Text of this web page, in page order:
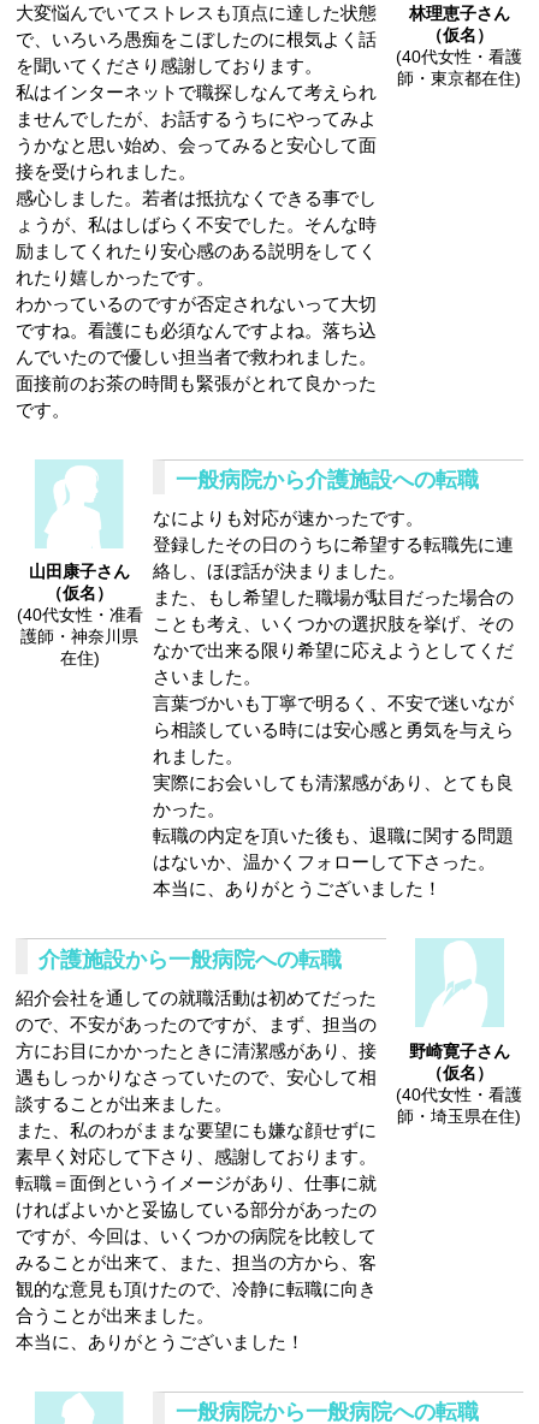
林理恵子さん
（仮名）
(40代女性・看護
師・東京都在住)
大変悩んでいてストレスも頂点に達した状態
で、いろいろ愚痴をこぼしたのに根気よく話
を聞いてくださり感謝しております。
私はインターネットで職探しなんて考えられ
ませんでしたが、お話するうちにやってみよ
うかなと思い始め、会ってみると安心して面
接を受けられました。
感心しました。若者は抵抗なくできる事でし
ょうが、私はしばらく不安でした。そんな時
励ましてくれたり安心感のある説明をしてく
れたり嬉しかったです。
わかっているのですが否定されないって大切
ですね。看護にも必須なんですよね。落ち込
んでいたので優しい担当者で救われました。
面接前のお茶の時間も緊張がとれて良かった
です。
山田康子さん
（仮名）
(40代女性・准看
護師・神奈川県
在住)
一般病院から介護施設への転職
なによりも対応が速かったです。
登録したその日のうちに希望する転職先に連
絡し、ほぼ話が決まりました。
また、もし希望した職場が駄目だった場合の
ことも考え、いくつかの選択肢を挙げ、その
なかで出来る限り希望に応えようとしてくだ
さいました。
言葉づかいも丁寧で明るく、不安で迷いなが
ら相談している時には安心感と勇気を与えら
れました。
実際にお会いしても清潔感があり、とても良
かった。
転職の内定を頂いた後も、退職に関する問題
はないか、温かくフォローして下さった。
本当に、ありがとうございました！
野崎寛子さん
（仮名）
(40代女性・看護
師・埼玉県在住)
介護施設から一般病院への転職
紹介会社を通しての就職活動は初めてだった
ので、不安があったのですが、まず、担当の
方にお目にかかったときに清潔感があり、接
遇もしっかりなさっていたので、安心して相
談することが出来ました。
また、私のわがままな要望にも嫌な顔せずに
素早く対応して下さり、感謝しております。
転職＝面倒というイメージがあり、仕事に就
ければよいかと妥協している部分があったの
ですが、今回は、いくつかの病院を比較して
みることが出来て、また、担当の方から、客
観的な意見も頂けたので、冷静に転職に向き
合うことが出来ました。
本当に、ありがとうございました！
一般病院から一般病院への転職